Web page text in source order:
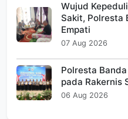
Wujud
Sakit, Polresta
Empati
07 Aug 2026
Polresta
pada Rakernis
06 Aug 2026